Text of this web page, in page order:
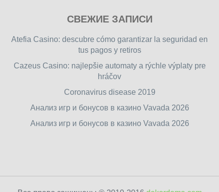
free
games
games.
СВЕЖИЕ ЗАПИСИ
Atefia Casino: descubre cómo garantizar la seguridad en
tus pagos y retiros
Cazeus Casino: najlepšie automaty a rýchle výplaty pre
hráčov
Coronavirus disease 2019
Анализ игр и бонусов в казино Vavada 2026
Анализ игр и бонусов в казино Vavada 2026